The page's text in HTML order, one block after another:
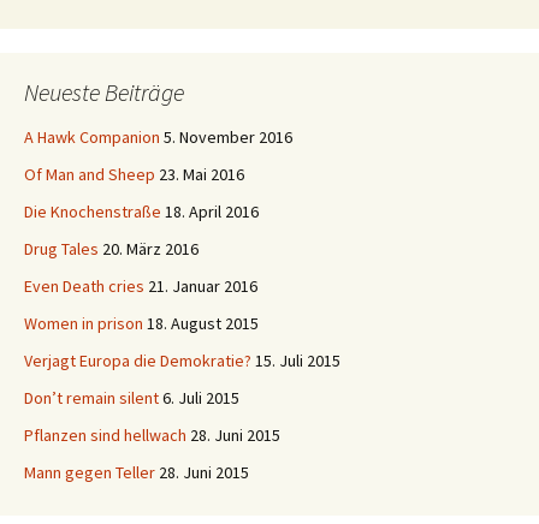
Neueste Beiträge
A Hawk Companion 5. November 2016
Of Man and Sheep 23. Mai 2016
Die Knochenstraße 18. April 2016
Drug Tales 20. März 2016
Even Death cries 21. Januar 2016
Women in prison 18. August 2015
Verjagt Europa die Demokratie? 15. Juli 2015
Don’t remain silent6. Juli 2015
Pflanzen sind hellwach 28. Juni 2015
Mann gegen Teller 28. Juni 2015